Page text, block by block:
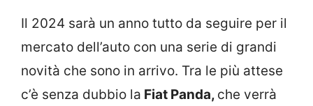
Il 2024 sarà un anno tutto da seguire per il
mercato dell’auto con una serie di grandi
novità che sono in arrivo. Tra le più attese
c’è senza dubbio la Fiat Panda, che verrà